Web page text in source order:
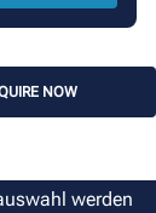
NOW
werden